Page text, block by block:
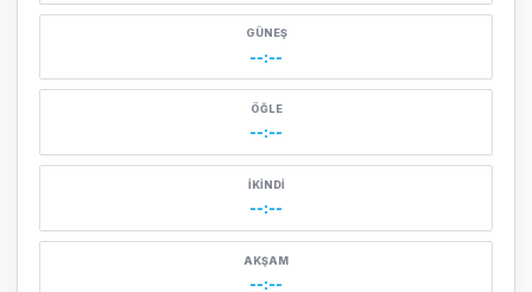
GÜNEŞ
--:--
ÖĞLE
--:--
İKINDI
--:--
AKŞAM
--:--